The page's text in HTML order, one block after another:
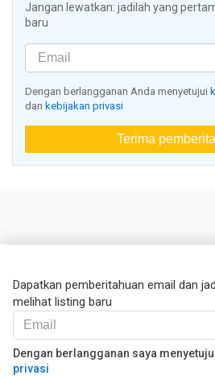
Jangan lewatkan: jadilah yang
baru
Dengan berlangganan Anda menyetujui
dan kebijakan privasi
Terima
Dapatkan pemberitahuan email dan
melihat listing baru
Dengan berlangganan saya
privasi
Kontak kami
Hukum
Syarat dan ketentuan
Kebijakan privasi
Kebijakan Cookies